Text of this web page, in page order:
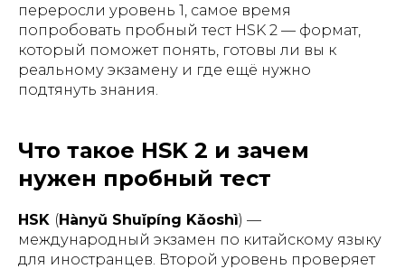
переросли уровень 1, самое время
попробовать пробный тест HSK 2 — формат,
который поможет понять, готовы ли вы к
реальному экзамену и где ещё нужно
подтянуть знания.
Что такое HSK 2 и зачем
нужен пробный тест
HSK (Hànyǔ Shuǐpíng Kǎoshì) —
международный экзамен по китайскому языку
для иностранцев. Второй уровень проверяет